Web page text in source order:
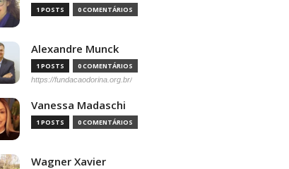
1 POSTS 0 COMENTÁRIOS
Alexandre Munck
1 POSTS 0 COMENTÁRIOS
https://fundacaodorina.org.br/
Vanessa Madaschi
1 POSTS 0 COMENTÁRIOS
Wagner Xavier